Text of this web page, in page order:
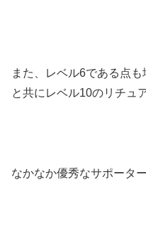
また、レベル6である点
と共にレベル10のリチュ
なかなか優秀なサポータ